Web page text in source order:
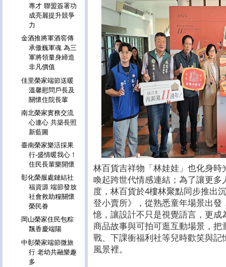
林百貨吉祥物「林娃娃」也化身
喚起跨世代情感連結；為了讓更
度，林百貨於4樓林聚點同步推出
登小賣所》，從熟悉童年場景出
憶，讓設計不只是視覺語言，更
商品故事與可拍可逛互動場景，
戰、下課衝福利社等兒時歡笑與
風景裡。
專才 聯盟簽署功
成亮麗提升競爭
力
金酒推將軍酒窖傳
承傲巍軍魂 為三
軍將領量身締造
非凡價值
佳里榮家端節送暖
溫馨慰問戶長及
關懷住院長輩
南北榮家實務交流
心連心 共築長照
新藍圖
臺南榮家樂活採果
行-盛情暖我心！
住民長輩樂開懷
彰化榮服處鏈結社
福資源 端節發放
社會救助糧關懷
榮民眷
岡山榮家住民包粽
飄香慶端陽
中彰榮家端節微旅
行 老幼共融樂趣
多